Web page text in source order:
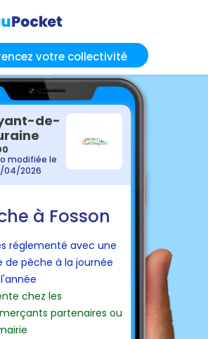
votre collectivité
de-
modifiée le
04/2026
à Fosson
réglementé avec une
de pêche à la journée
chez les
partenaires ou